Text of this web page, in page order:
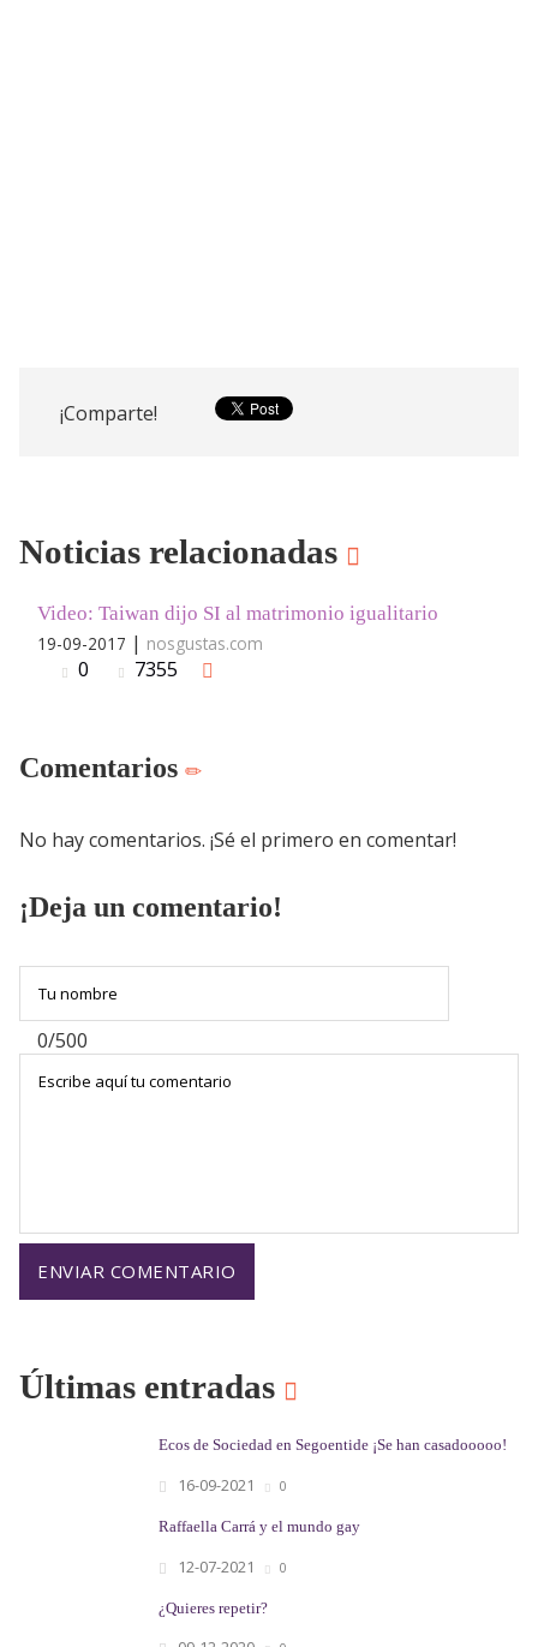
¡Comparte!
Noticias relacionadas
Video: Taiwan dijo SI al matrimonio igualitario
19-09-2017 | nosgustas.com
0 7355
Comentarios
No hay comentarios. ¡Sé el primero en comentar!
¡Deja un comentario!
0/500
Últimas entradas
Ecos de Sociedad en Segoentide ¡Se han casadooooo!
16-09-2021 0
Raffaella Carrá y el mundo gay
12-07-2021 0
¿Quieres repetir?